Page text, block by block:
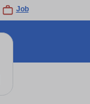
Job